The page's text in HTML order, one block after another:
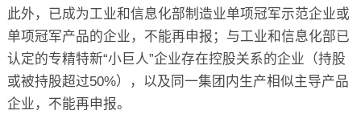
此外，已成为工业和信息化部制造业单项冠军示范企业或
单项冠军产品的企业，不能再申报；与工业和信息化部已
认定的专精特新“小巨人”企业存在控股关系的企业（持股
或被持股超过50%），以及同一集团内生产相似主导产品
企业，不能再申报。